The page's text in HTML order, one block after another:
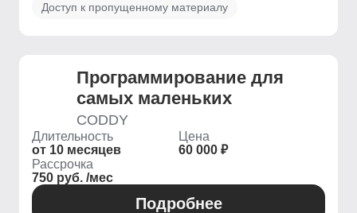
Доступ к пропущенному материалу
Программирование для
самых маленьких
CODDY
Длительность
от 10 месяцев
Цена
60 000 ₽
Рассрочка
750 руб. /мес
Подробнее